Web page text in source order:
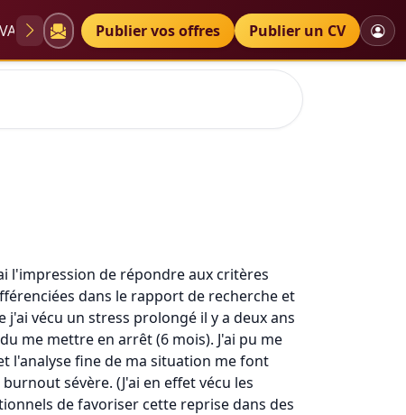
VAE Diplômes Petites annonces
Publier vos offres Publier un CV
l'impression de répondre aux critères
dans le rapport de recherche et
vécu un stress prolongé il y a deux ans
me mettre en arrêt (6 mois). J'ai pu me
l'analyse fine de ma situation me font
sévère. (J'ai en effet vécu les
de favoriser cette reprise dans des